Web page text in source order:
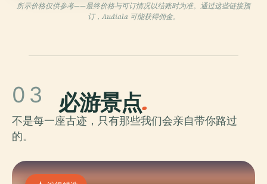
所示价格仅供参考——最终价格与可订情况以结账时为准。通过这些链接预
订，Audiala 可能获得佣金。
03 必游景点.
不是每一座古迹，只有那些我们会亲自带你路过
的。